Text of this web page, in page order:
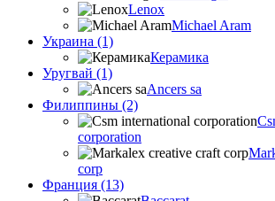
Lenox
Michael Aram
Украина (1)
Керамика
Уругвай (1)
Ancers sa
Филиппины (2)
corporation
corp
Франция (13)